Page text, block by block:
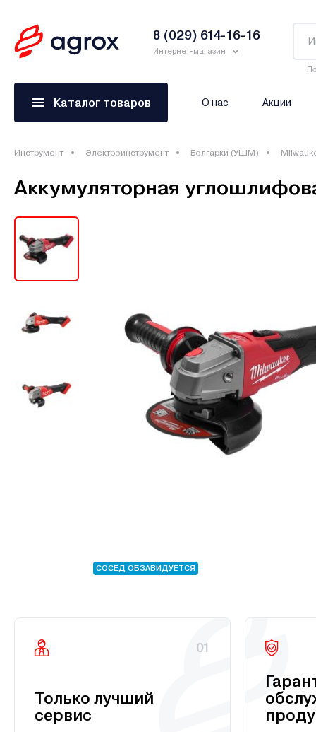
8 (029) 614-16-16
Интернет-магазин
Каталог товаров О нас Акции
Инструмент Электроинструмент Болгарки (УШМ)
Аккумуляторная
СОСЕД ОБЗАВИДУЕТСЯ
01
Только лучший
сервис